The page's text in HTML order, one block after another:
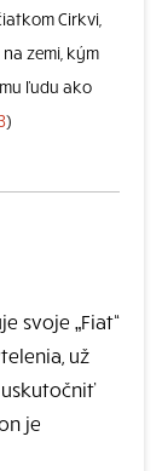
Cirkvi,
zemi, kým
ľudu ako
)
svoje „Fiat“
už
je